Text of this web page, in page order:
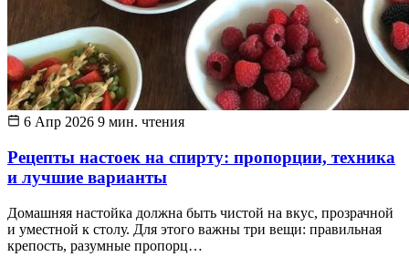
6 Апр 2026 9 мин. чтения
Рецепты настоек на спирту: пропорции, техника
и лучшие варианты
Домашняя настойка должна быть чистой на вкус, прозрачной
и уместной к столу. Для этого важны три вещи: правильная
крепость, разумные пропорц…